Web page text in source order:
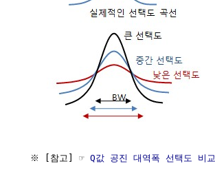
  ※ [참고] ☞
Q값 공진 대역폭 선택도 비교